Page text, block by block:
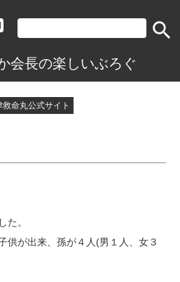
search
長の楽しいぶろぐ
救命丸公式サイト
た。
供が出来、孫が４人(男１人、女３